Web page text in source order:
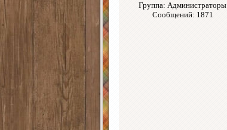
Группа: Администраторы
Сообщений: 1871